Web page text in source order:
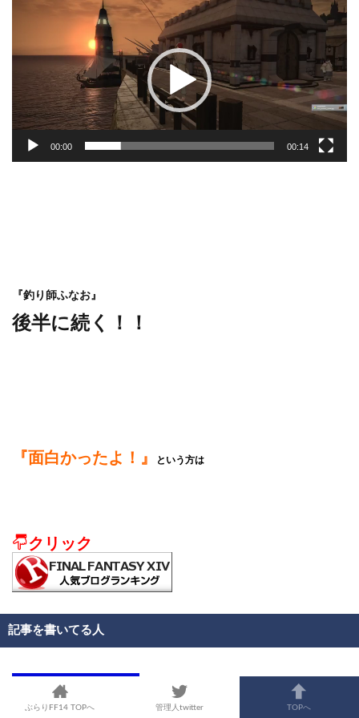
ー
ー
00:00 00:14
『釣り師ふなお』
後半に続く！！
『面白かったよ！』 という方は
クリック
記事を書いてる人
ぶらりFF14 TOPへ 管理人twitter TOPへ